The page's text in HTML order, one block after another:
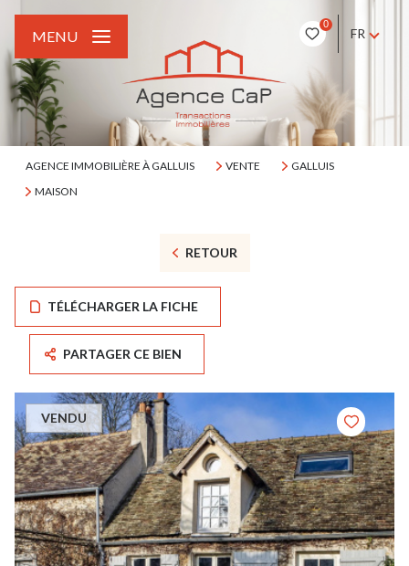
0
FR
MENU
AGENCE IMMOBILIÈRE À GALLUIS VENTE
GALLUIS
MAISON
RETOUR
TÉLÉCHARGER LA FICHE
PARTAGER CE BIEN
VENDU